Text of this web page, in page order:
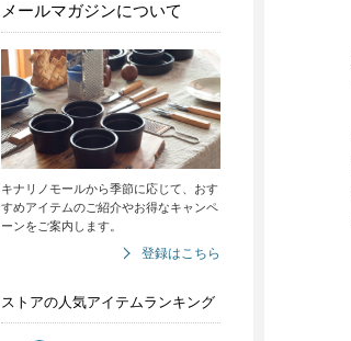
メールマガジンについて
キナリノモールから季節に応じて、おす
すめアイテムのご紹介やお得なキャンペ
ーンをご案内します。
登録はこちら
ストアの人気アイテムランキング